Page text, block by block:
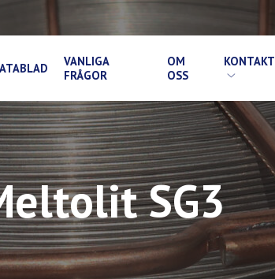
VANLIGA
FRÅGOR
OM
OSS
KONTAKT
SG3